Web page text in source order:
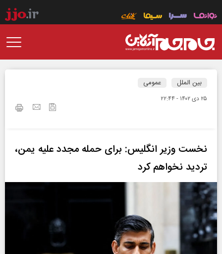
بین الملل عمومی
۲۵ دی ۱۴۰۲ - ۲۲:۴۴
نخست وزیر انگلیس: برای حمله مجدد علیه یمن،
تردید نخواهم کرد